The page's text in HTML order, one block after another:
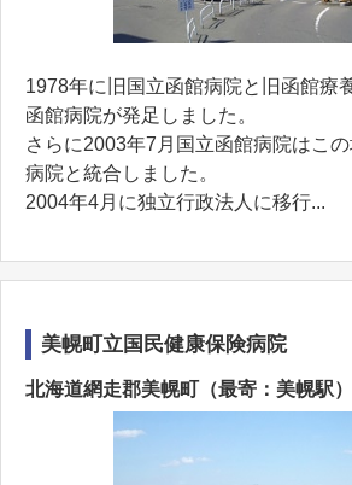
1978年に旧国立函館病院と旧函館療
函館病院が発足しました。
さらに2003年7月国立函館病院はこ
病院と統合しました。
2004年4月に独立行政法人に移行...
美幌町立国民健康保険病院
北海道網走郡美幌町（最寄：美幌駅